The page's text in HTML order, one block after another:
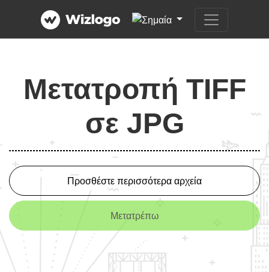
Μετατροπή TIFF
σε JPG
Προσθέστε περισσότερα αρχεία
Μετατρέπω